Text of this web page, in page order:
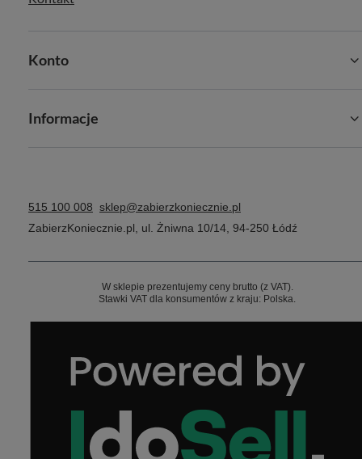
Konto
Informacje
515 100 008 sklep@zabierzkoniecznie.pl
ZabierzKoniecznie.pl
ul. Żniwna 10/14 94-250 Łódź
W sklepie prezentujemy ceny brutto (z VAT).
Stawki VAT dla konsumentów z kraju: Polska.